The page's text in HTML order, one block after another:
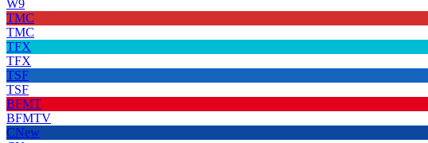
W9
TMC
TMC
TFX
TFX
TSF
TSF
BFMT
BFMTV
CNew